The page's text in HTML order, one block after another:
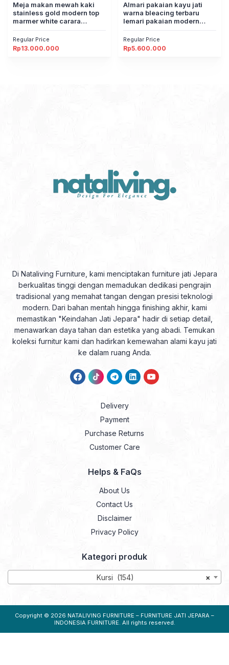
Tangga
Meja makan mewah kaki
stainless gold modern top
marmer white carara
Regular Price
Rp13.000.000
Tangga
Almari pakaian kayu jati
warna bleacing terbaru
lemari pakaian modern
Regular Price
Rp5.600.000
Di Nataliving Furniture, kami menciptakan furniture jati Jepara
berkualitas tinggi dengan memadukan dedikasi pengrajin
tradisional yang memahat tangan dengan presisi teknologi
modern. Dari bahan mentah hingga finishing akhir, kami
memastikan "Keindahan Jati Jepara" hadir di setiap detail,
menawarkan daya tahan dan estetika yang abadi. Temukan
koleksi furnitur kami dan hadirkan kemewahan alami kayu jati
ke dalam ruang Anda.
Delivery
Payment
Purchase Returns
Customer Care
Helps & FaQs
About Us
Contact Us
Disclaimer
Privacy Policy
Kategori produk
×
Kursi (154)
Copyright © 2026 NATALIVING FURNITURE – FURNITURE JATI JEPARA –
INDONESIA FURNITURE. All rights reserved.